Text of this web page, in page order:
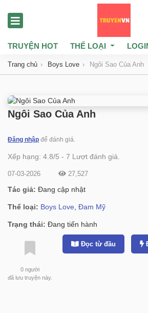
TRUYỆN HOT THỂ LOẠI
Trang chủ Boys Love Ngôi Sao Của Anh
Ngôi Sao Của Anh
Đăng nhập để đánh giá.
Xếp hạng: 4.8/5 - 7 Lượt đánh giá.
07-03-2026 27,527
Tác giả: Đang cập nhật
Thể loại: Boys Love Đam Mỹ
Trạng thái: Đang tiến hành
0 người
đã lưu truyện này.
Đọc từ đầu